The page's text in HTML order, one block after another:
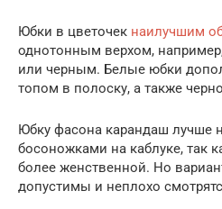
Юбки в цветочек наилучшим
однотонным верхом,
или черным. Белые юбки
топом в полоску, а также
Юбку фасона карандаш лучше
босоножками на каблуке, так
более женственной. Но
допустимы и неплохо